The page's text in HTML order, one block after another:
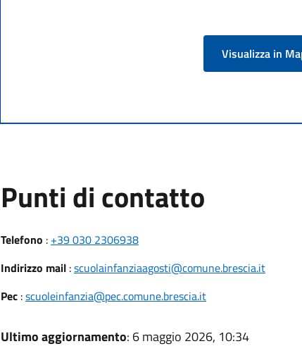
Visualizza in
Punti di contatto
Telefono : +39 030 2306938
Indirizzo mail:scuolainfanziaagosti@comune.brescia.it
Pec:scuoleinfanzia@pec.comune.brescia.it
Ultimo aggiornamento: 6 maggio 2026, 10:34